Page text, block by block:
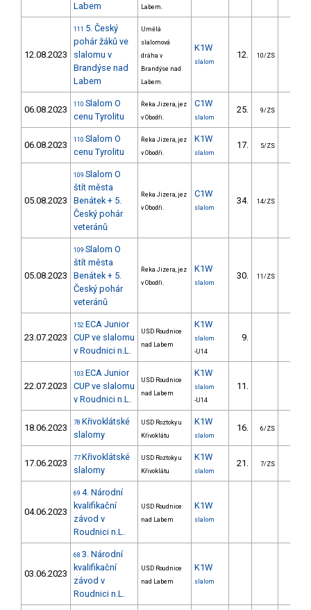
Labem
Labem.
12.08.2023
111 5. Český
pohár žáků ve
slalomu v
Brandýse nad
Labem
Umělá
slalomová
dráha v
Brandýse nad
Labem.
K1W
slalom
12. 10/ZS
06.08.2023 110 Slalom O
cenu Tyrolitu
Řeka Jizera, jez
v Obodři.
C1W
slalom
25. 9/ZS
06.08.2023 110 Slalom O
cenu Tyrolitu
Řeka Jizera, jez
v Obodři.
K1W
slalom
17. 5/ZS
05.08.2023
109 Slalom O
štít města
Benátek + 5.
Český pohár
veteránů
Řeka Jizera, jez
v Obodři.
C1W
slalom
34. 14/ZS
05.08.2023
109 Slalom O
štít města
Benátek + 5.
Český pohár
veteránů
Řeka Jizera, jez
v Obodři.
K1W
slalom
30. 11/ZS
23.07.2023
152 ECA Junior
CUP ve slalomu
v Roudnici n.L.
USD Roudnice
nad Labem
K1W
slalom
-U14
9.
22.07.2023
103 ECA Junior
CUP ve slalomu
v Roudnici n.L.
USD Roudnice
nad Labem
K1W
slalom
-U14
11.
18.06.2023 78 Křivoklátské
slalomy
USD Roztoky u
Křivoklátu
K1W
slalom
16. 6/ZS
17.06.2023 77 Křivoklátské
slalomy
USD Roztoky u
Křivoklátu
K1W
slalom
21. 7/ZS
04.06.2023
69 4. Národní
kvalifikační
závod v
Roudnici n.L.
USD Roudnice
nad Labem
K1W
slalom
03.06.2023
68 3. Národní
kvalifikační
závod v
Roudnici n.L.
USD Roudnice
nad Labem
K1W
slalom